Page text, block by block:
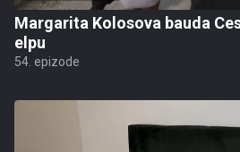
Margarita Kolosova bauda
elpu
54. epizode